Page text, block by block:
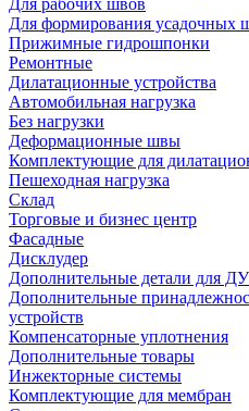
Для рабочих швов
Для формирования усадочных
Прижимные гидрошпонки
Ремонтные
Дилатационные устройства
Автомобильная нагрузка
Без нагрузки
Деформационные швы
Комплектующие для
Пешеходная нагрузка
Склад
Торговые и бизнес центр
Фасадные
Дисклудер
Дополнительные детали для ДУ
Дополнительные
устройств
Компенсаторные уплотнения
Дополнительные товары
Инжекторные системы
Комплектующие для мембран